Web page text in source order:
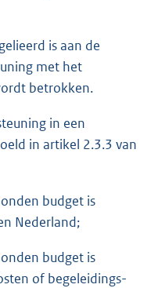
is aan de
met het
betrokken.
in een
in artikel 2.3.3 van
budget is
Nederland;
budget is
of begeleidings-